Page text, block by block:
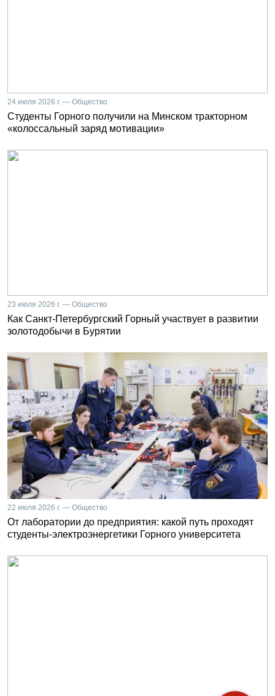
24 июля 2026 г. — Общество
Студенты Горного получили на Минском тракторном
«колоссальный заряд мотивации»
23 июля 2026 г. — Общество
Как Санкт-Петербургский Горный участвует в развитии
золотодобычи в Бурятии
22 июля 2026 г. — Общество
От лаборатории до предприятия: какой путь проходят
студенты-электроэнергетики Горного университета